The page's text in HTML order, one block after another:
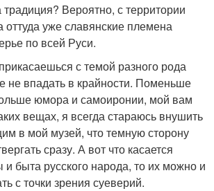
Вероятно, с территории
оттуда уже славянские племена
по всей Руси.
с темой разного рода
не впадать в крайности. Поменьше
юмора и самоиронии, мой вам
вещах, я всегда стараюсь внушить
в мой музей, что темную сторону
сразу. А вот что касается
и быта русского народа, то их можно и
с точки зрения суеверий.